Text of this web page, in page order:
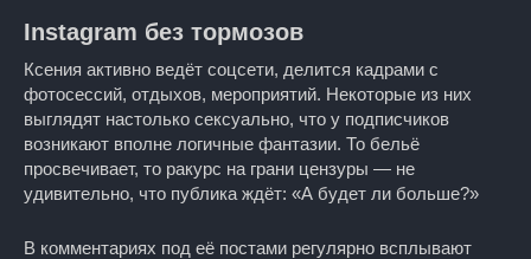
Instagram без тормозов
Ксения активно ведёт соцсети, делится кадрами с
фотосессий, отдыхов, мероприятий. Некоторые из них
выглядят настолько сексуально, что у подписчиков
возникают вполне логичные фантазии. То бельё
просвечивает, то ракурс на грани цензуры — не
удивительно, что публика ждёт: «А будет ли больше?»
В комментариях под её постами регулярно всплывают